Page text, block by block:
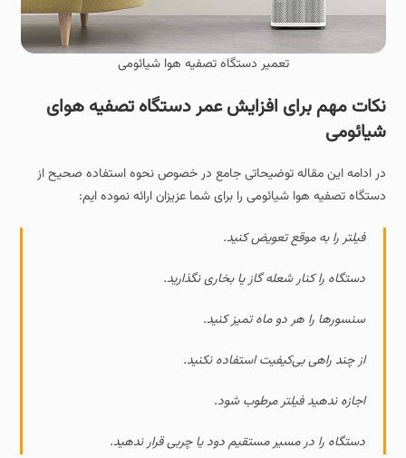
تعمیر دستگاه تصفیه هوا شیائومی
نکات مهم برای افزایش عمر دستگاه تصفیه هوای
شیائومی
در ادامه این مقاله توضیحاتی جامع در خصوص نحوه استفاده صحیح از
دستگاه تصفیه هوا شیائومی را برای شما عزیزان ارائه نموده ایم:
فیلتر را به‌ موقع تعویض کنید.
دستگاه را کنار شعله گاز یا بخاری نگذارید.
سنسورها را هر دو ماه تمیز کنید.
از چند راهی بی‌کیفیت استفاده نکنید.
اجازه ندهید فیلتر مرطوب شود.
دستگاه را در مسیر مستقیم دود یا چربی قرار ندهید.